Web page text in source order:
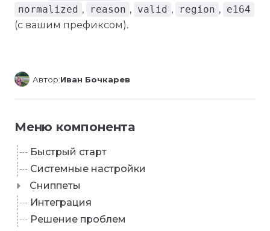
normalized , reason , valid , region , e164
(с вашим префиксом).
Автор:Иван Бочкарев
Меню компонента
Быстрый старт
Системные настройки
Сниппеты
Интеграция
Решение проблем